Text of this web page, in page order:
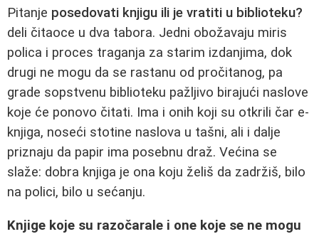
Pitanje posedovati knjigu ili je vratiti u biblioteku?
deli čitaoce u dva tabora. Jedni obožavaju miris
polica i proces traganja za starim izdanjima, dok
drugi ne mogu da se rastanu od pročitanog, pa
grade sopstvenu biblioteku pažljivo birajući naslove
koje će ponovo čitati. Ima i onih koji su otkrili čar e-
knjiga, noseći stotine naslova u tašni, ali i dalje
priznaju da papir ima posebnu draž. Većina se
slaže: dobra knjiga je ona koju želiš da zadržiš, bilo
na polici, bilo u sećanju.
Knjige koje su razočarale i one koje se ne mogu